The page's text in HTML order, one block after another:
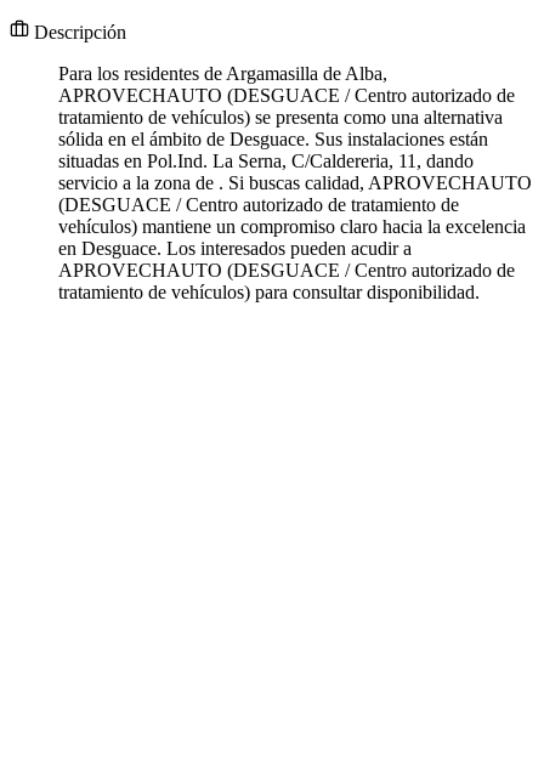
Descripción
Para los residentes de Argamasilla de Alba,
APROVECHAUTO (DESGUACE / Centro autorizado de
tratamiento de vehículos) se presenta como una alternativa
sólida en el ámbito de Desguace. Sus instalaciones están
situadas en Pol.Ind. La Serna, C/Caldereria, 11, dando
servicio a la zona de . Si buscas calidad, APROVECHAUTO
(DESGUACE / Centro autorizado de tratamiento de
vehículos) mantiene un compromiso claro hacia la excelencia
en Desguace. Los interesados pueden acudir a
APROVECHAUTO (DESGUACE / Centro autorizado de
tratamiento de vehículos) para consultar disponibilidad.